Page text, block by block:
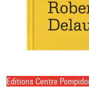
Editions Centre